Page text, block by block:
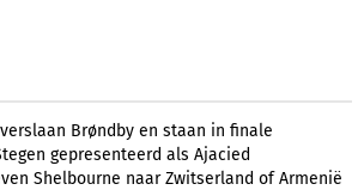
Brøndby en staan in finale
gepresenteerd als Ajacied
Shelbourne naar Zwitserland of Armenië